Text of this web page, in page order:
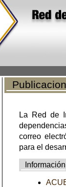
La Red de
correo
para el
Información